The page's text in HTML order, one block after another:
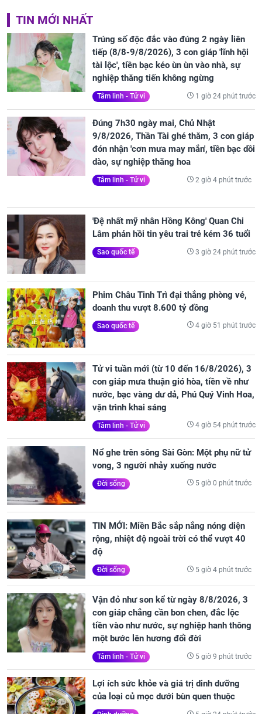
TIN MỚI NHẤT
Trúng số độc đắc vào đúng 2 ngày liên
tiếp (8/8-9/8/2026), 3 con giáp 'lĩnh hội
tài lộc', tiền bạc kéo ùn ùn vào nhà, sự
nghiệp thăng tiến không ngừng
Tâm linh - Tử vi 1 giờ 24 phút trước
Đúng 7h30 ngày mai, Chủ Nhật
9/8/2026, Thần Tài ghé thăm, 3 con giáp
đón nhận 'cơn mưa may mắn', tiền bạc dồi
dào, sự nghiệp thăng hoa
Tâm linh - Tử vi 2 giờ 4 phút trước
'Đệ nhất mỹ nhân Hồng Kông' Quan Chi
Lâm phản hồi tin yêu trai trẻ kém 36 tuổi
Sao quốc tế 3 giờ 24 phút trước
Phim Châu Tinh Trì đại thắng phòng vé,
doanh thu vượt 8.600 tỷ đồng
Sao quốc tế 4 giờ 51 phút trước
Tử vi tuần mới (từ 10 đến 16/8/2026), 3
con giáp mưa thuận gió hòa, tiền về như
nước, bạc vàng dư dả, Phú Quý Vinh Hoa,
vận trình khai sáng
Tâm linh - Tử vi 4 giờ 54 phút trước
Nổ ghe trên sông Sài Gòn: Một phụ nữ tử
vong, 3 người nhảy xuống nước
Đời sống 5 giờ 0 phút trước
TIN MỚI: Miền Bắc sắp nắng nóng diện
rộng, nhiệt độ ngoài trời có thể vượt 40
độ
Đời sống 5 giờ 4 phút trước
Vận đỏ như son kể từ ngày 8/8/2026, 3
con giáp chẳng cần bon chen, đắc lộc
tiền vào như nước, sự nghiệp hanh thông
một bước lên hương đổi đời
Tâm linh - Tử vi 5 giờ 9 phút trước
Lợi ích sức khỏe và giá trị dinh dưỡng
của loại củ mọc dưới bùn quen thuộc